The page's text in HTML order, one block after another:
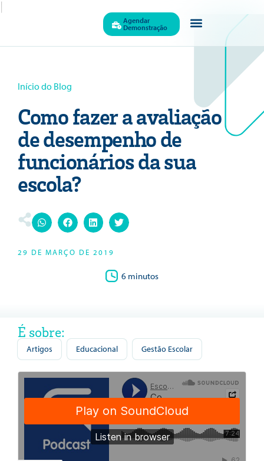
Agendar
Demonstração
Início do Blog
Como fazer a avaliação
de desempenho de
funcionários da sua
escola?
29 DE MARÇO DE 2019
6 minutos
É sobre:
Artigos Educacional Gestão Escolar